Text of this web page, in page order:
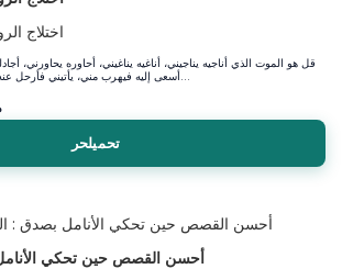
اختلاج
قل هو الموت الذي أناجيه يناجيني، أناغيه يناغيني، أحاوره يحاورني،
تحميلحر
أحسن القصص حين تحكي